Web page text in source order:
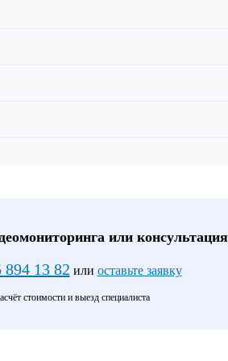
или
894 13 82 или оставьте заявку
стоимости и выезд специалиста